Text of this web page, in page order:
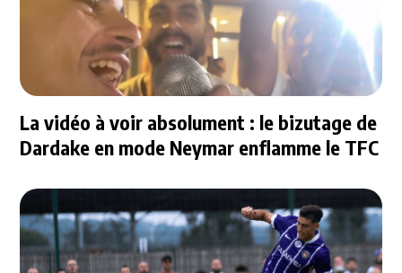
La vidéo à voir absolument : le bizutage de
Dardake en mode Neymar enflamme le TFC